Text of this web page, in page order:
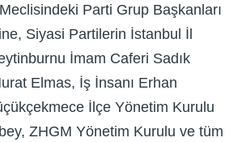
Parti Grup Başkanları
Siyasi Partilerin İstanbul İl
İmam Caferi Sadık
Elmas, İş İnsanı Erhan
İlçe Yönetim Kurulu
ZHGM Yönetim Kurulu ve tüm